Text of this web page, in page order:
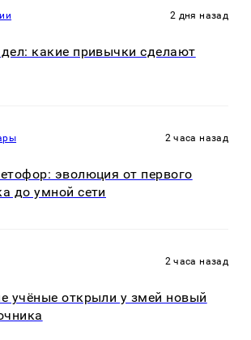
2 дня назад
какие привычки сделают
2 часа назад
эволюция от первого
до умной сети
2 часа назад
учёные открыли у змей новый